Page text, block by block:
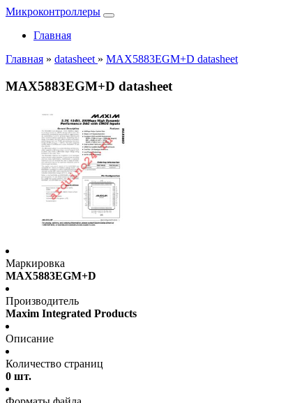
Микроконтроллеры
Главная
Главная » datasheet » MAX5883EGM+D datasheet
MAX5883EGM+D datasheet
Маркировка
MAX5883EGM+D
Производитель
Maxim Integrated Products
Описание
Количество страниц
0 шт.